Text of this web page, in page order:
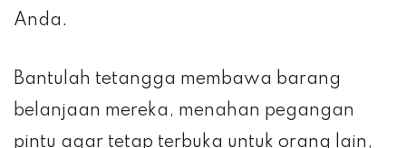
Anda.
Bantulah tetangga membawa barang
belanjaan mereka, menahan pegangan
pintu agar tetap terbuka untuk orang lain,